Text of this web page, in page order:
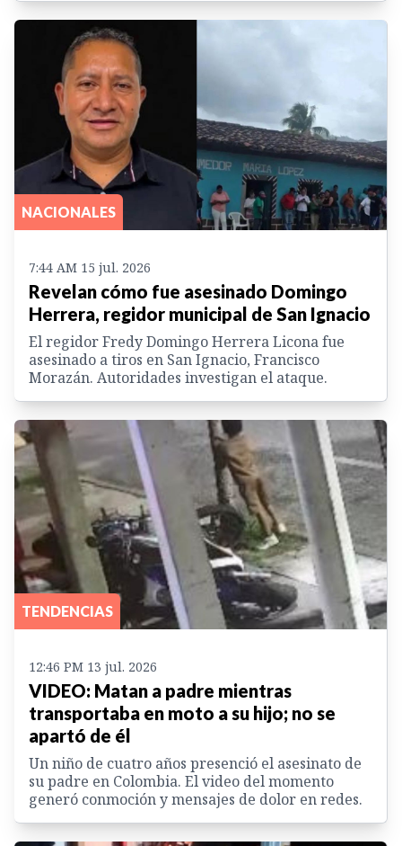
NACIONALES
7:44 AM 15 jul. 2026
Revelan cómo fue asesinado Domingo
Herrera, regidor municipal de San Ignacio
El regidor Fredy Domingo Herrera Licona fue
asesinado a tiros en San Ignacio, Francisco
Morazán. Autoridades investigan el ataque.
TENDENCIAS
12:46 PM 13 jul. 2026
VIDEO: Matan a padre mientras
transportaba en moto a su hijo; no se
apartó de él
Un niño de cuatro años presenció el asesinato de
su padre en Colombia. El video del momento
generó conmoción y mensajes de dolor en redes.